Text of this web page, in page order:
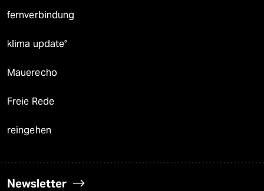
fernverbindung
klima update°
Mauerecho
Freie Rede
reingehen
Newsletter